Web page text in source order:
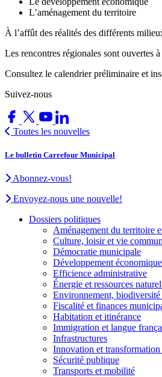
L’aménagement du territoire
À l’affût des réalités des différents
Les rencontres régionales sont ouvertes
Consultez le calendrier préliminaire et
Suivez-nous
Toutes les nouvelles
Le bulletin Carrefour Municipal
Abonnez-vous!
Envoyez-nous une nouvelle!
Dossiers politiques
Aménagement du territoire
Culture, loisir et vie
Démocratie municipale
Développement
Efficience administrative
Énergie et ressources
Environnement,
Fiscalité et finances
Habitation et itinérance
Immigration et langue
Infrastructures
Innovation et
Sécurité publique
Transports et mobilité